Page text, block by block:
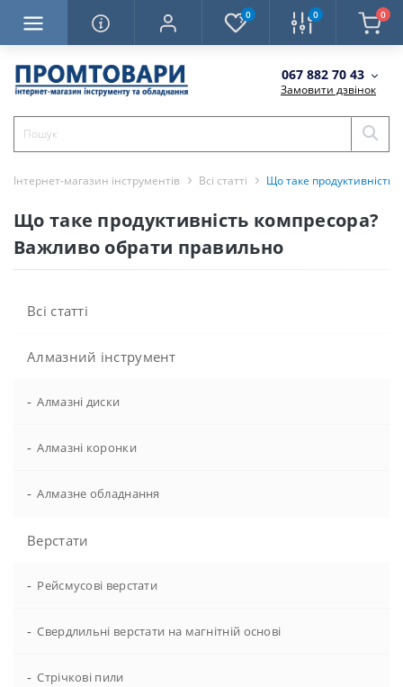
0 0 0
067 882 70 43
Замовити дзвінок
Інтернет-магазин інструментів Всі статті Що таке
Що таке продуктивність компресора?
Важливо обрати правильно
Всі статті
Алмазний інструмент
- Алмазні диски
- Алмазні коронки
- Алмазне обладнання
Верстати
- Рейсмусові верстати
- Свердлильні верстати на магнітній основі
- Стрічкові пили